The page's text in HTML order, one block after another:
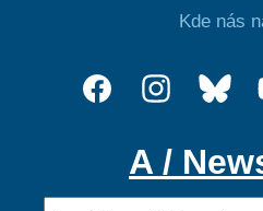
Kde nás
A /